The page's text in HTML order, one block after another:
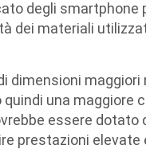
degli smartphone
dei materiali
dimensioni
una maggiore
essere dotato
prestazioni elevate